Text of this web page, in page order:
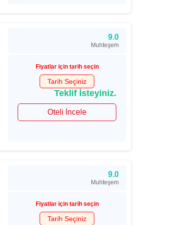
9.0
Muhteşem
Fiyatlar için tarih seçin
Tarih Seçiniz
Teklif İsteyiniz.
Oteli İncele
9.0
Muhteşem
Fiyatlar için tarih seçin
Tarih Seçiniz